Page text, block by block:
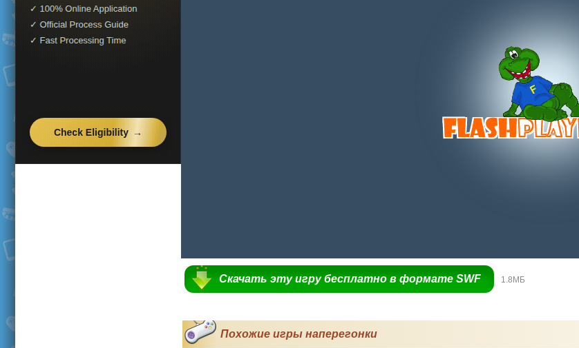
Скачать эту игру бесплатно в формате SWF 1.8МБ
Похожие игры наперегонки